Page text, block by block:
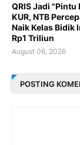
QRIS Jadi "Pintu
KUR, NTB
Naik Kelas Bidik
Rp1 Triliun
August 06, 2026
POSTING